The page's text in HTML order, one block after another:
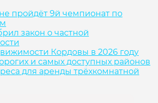
пройдёт 9й чемпионат по
закон о частной
Кордовы в 2026 году
и самых доступных районов
для аренды трёхкомнатной